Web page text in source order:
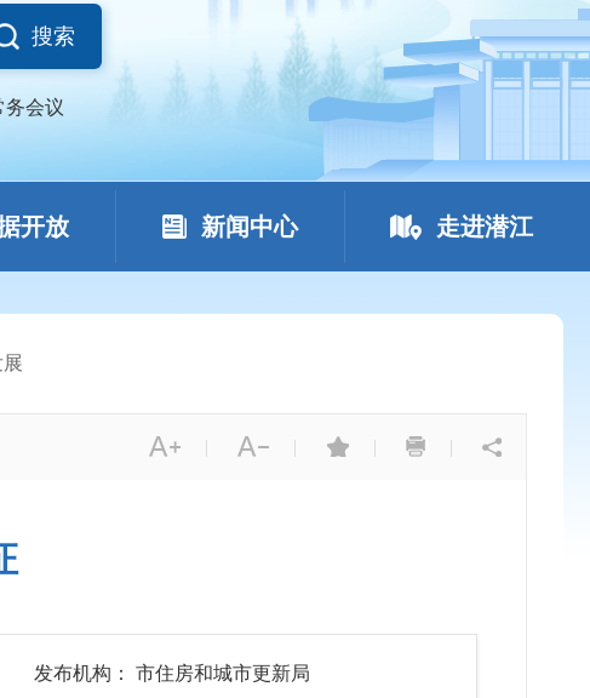
搜索
务会议
开放 新闻中心 走进潜江
| | | |
发布机构： 市住房和城市更新局